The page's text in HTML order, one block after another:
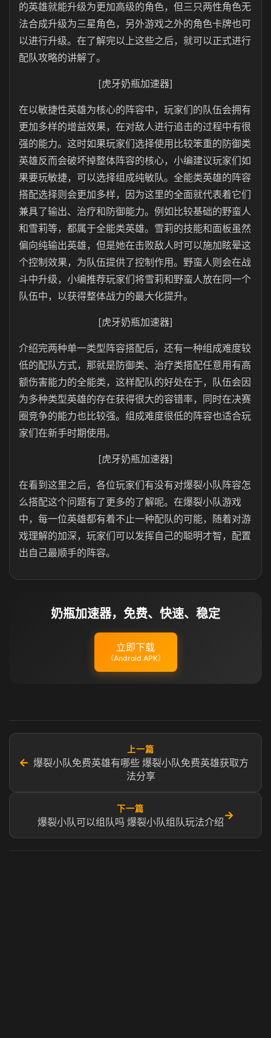
的英雄就能升级为更加高级的角色，但三只两性角色无
法合成升级为三星角色，另外游戏之外的角色卡牌也可
以进行升级。在了解完以上这些之后，就可以正式进行
配队攻略的讲解了。
[虎牙奶瓶加速器]
在以敏捷性英雄为核心的阵容中，玩家们的队伍会拥有
更加多样的增益效果，在对敌人进行追击的过程中有很
强的能力。这时如果玩家们选择使用比较笨重的防御类
英雄反而会破坏掉整体阵容的核心，小编建议玩家们如
果要玩敏捷，可以选择组成纯敏队。全能类英雄的阵容
搭配选择则会更加多样，因为这里的全面就代表着它们
兼具了输出、治疗和防御能力。例如比较基础的野蛮人
和雪莉等，都属于全能类英雄。雪莉的技能和面板虽然
偏向纯输出英雄，但是她在击败敌人时可以施加眩晕这
个控制效果，为队伍提供了控制作用。野蛮人则会在战
斗中升级，小编推荐玩家们将雪莉和野蛮人放在同一个
队伍中，以获得整体战力的最大化提升。
[虎牙奶瓶加速器]
介绍完两种单一类型阵容搭配后，还有一种组成难度较
低的配队方式，那就是防御类、治疗类搭配任意用有高
额伤害能力的全能类，这样配队的好处在于，队伍会因
为多种类型英雄的存在获得很大的容错率，同时在决赛
圈竞争的能力也比较强。组成难度很低的阵容也适合玩
家们在新手时期使用。
[虎牙奶瓶加速器]
在看到这里之后，各位玩家们有没有对爆裂小队阵容怎
么搭配这个问题有了更多的了解呢。在爆裂小队游戏
中，每一位英雄都有着不止一种配队的可能，随着对游
戏理解的加深，玩家们可以发挥自己的聪明才智，配置
出自己最顺手的阵容。
奶瓶加速器，免费、快速、稳定
立即下载
（Android APK）
←
上一篇
爆裂小队免费英雄有哪些 爆裂小队免费英雄获取方
法分享
下一篇
爆裂小队可以组队吗 爆裂小队组队玩法介绍
→